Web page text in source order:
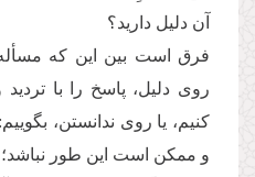
آن دلیل دارید؟
فرق است بین این كه
روى دلیل، پاسخ را با
كنیم، یا روى ندانستن،
و ممكن است این طور